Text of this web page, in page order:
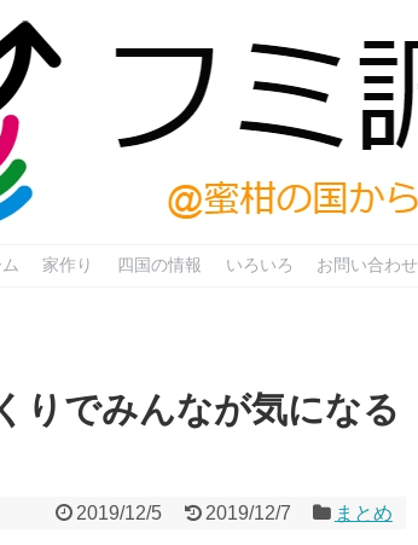
家作り 四国の情報 いろいろ お問い合わせ
りでみんなが気になる
2019/12/5 2019/12/7 まとめ